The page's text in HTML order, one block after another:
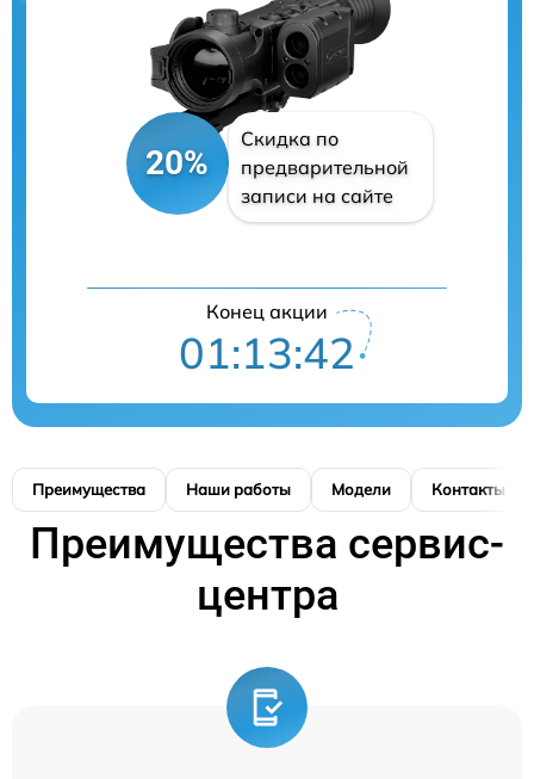
20%
Скидка по
предварительной
записи на сайте
Конец акции
01:13:41
Преимущества Наши работы Модели Контакты
Преимущества сервис-
центра